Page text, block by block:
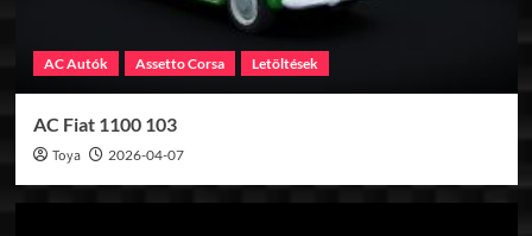
AC Autók Assetto Corsa Letöltések
AC Fiat 1100 103
Toya 2026-04-07